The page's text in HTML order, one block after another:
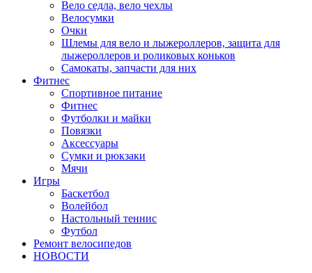
Вело седла, вело чехлы
Велосумки
Очки
Шлемы для вело и лыжероллеров, защита для
лыжероллеров и роликовых коньков
Самокаты, запчасти для них
Фитнес
Спортивное питание
Фитнес
Футболки и майки
Повязки
Аксессуары
Сумки и рюкзаки
Мячи
Игры
Баскетбол
Волейбол
Настольный теннис
Футбол
Ремонт велосипедов
НОВОСТИ